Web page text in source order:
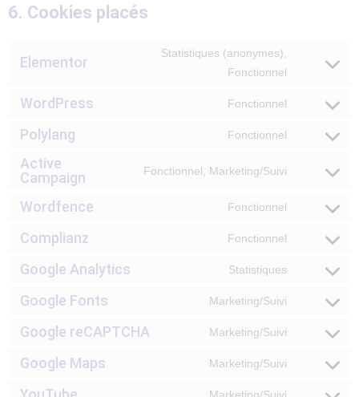
6. Cookies placés
Elementor
Statistiques (anonymes),
Fonctionnel
WordPress Fonctionnel
Polylang Fonctionnel
Active
Campaign
Fonctionnel, Marketing/Suivi
Wordfence Fonctionnel
Complianz Fonctionnel
Google Analytics Statistiques
Google Fonts Marketing/Suivi
Google reCAPTCHA Marketing/Suivi
Google Maps Marketing/Suivi
Marketing/Suivi